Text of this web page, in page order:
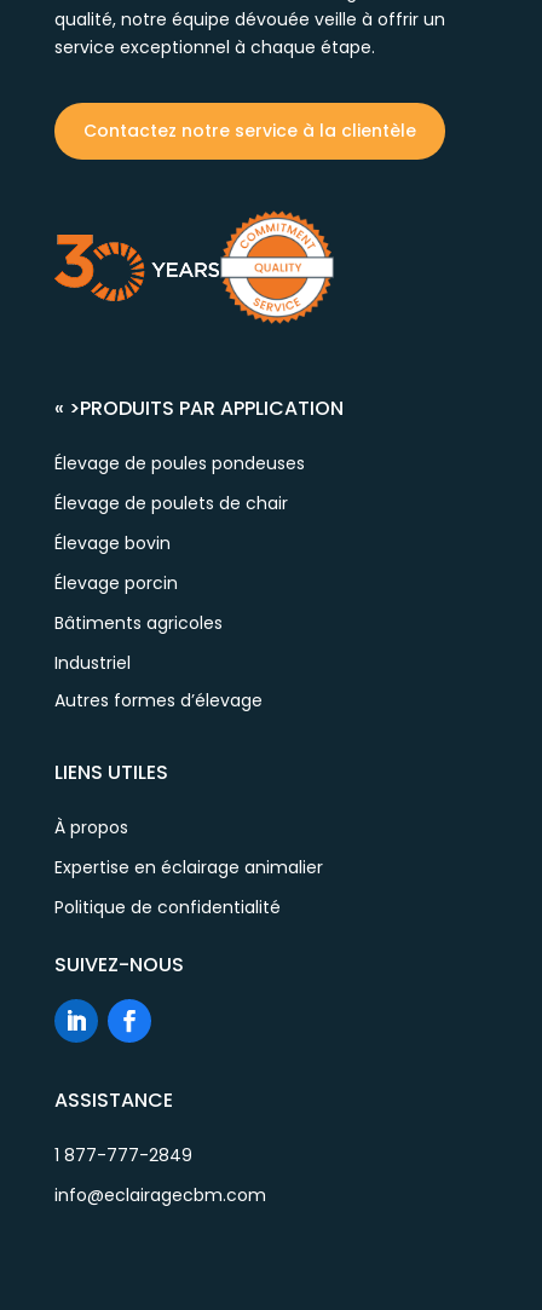
qualité, notre équipe dévouée veille à offrir un
service exceptionnel à chaque étape.
Contactez notre service à la clientèle
« >PRODUITS PAR APPLICATION
Élevage de poules pondeuses
Élevage de poulets de chair
Élevage bovin
Élevage porcin
Bâtiments agricoles
Industriel
Autres formes d’élevage
LIENS UTILES
À propos
Expertise en éclairage animalier
Politique de confidentialité
SUIVEZ-NOUS
ASSISTANCE
1 877-777-2849
info@eclairagecbm.com